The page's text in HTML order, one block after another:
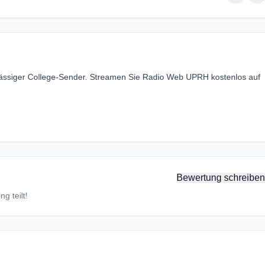
College-Sender. Streamen Sie Radio Web UPRH kostenlos auf
Bewertung schreiben
teilt!